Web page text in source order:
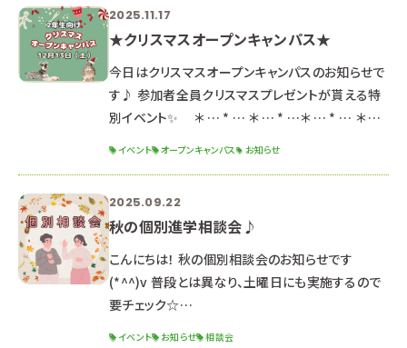
よりオープンキャンパス予約は可能です♪
‐‐‐‐‐‐‐‐‐‐‐‐‐‐‐‐‐‐‐‐‐
‐‐‐‐‐‐‐‐‐‐‐‐‐‐‐‐‐‐‐‐‐
‐‐‐‐‐‐‐‐ ★次回のオープンキャ
2025.11.17
★クリスマスオープンキャンパス★
今日はクリスマスオープンキャンパスのお知らせで
す♪ 参加者全員クリスマスプレゼントが貰える特
別イベント✨ ＊ … * … ＊ … * …＊ … * … ＊ …
生向けのオープンキャンパス！ クリスマス特別イベ
ント開催予定🎀 毎年大人気のクリスマスイベント
です🎄 予約は絶賛受付中です
イベント オープンキャンパス お知らせ
2025.09.22
秋の個別進学相談会♪
こんにちは！ 秋の個別相談会のお知らせです
(*^^)v 普段とは異なり、土曜日にも実施するので
要チェック☆
イベント お知らせ 相談会